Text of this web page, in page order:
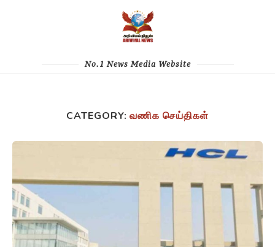
No.1 News Media Website
CATEGORY: வணிக செய்திகள்